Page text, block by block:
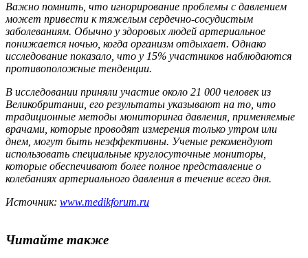
Важно помнить, что игнорирование проблемы с давлением
может привести к тяжелым сердечно-сосудистым
заболеваниям. Обычно у здоровых людей артериальное
понижается ночью, когда организм отдыхает. Однако
исследование показало, что у 15% участников наблюдаются
противоположные тенденции.
В исследовании приняли участие около 21 000 человек из
Великобритании, его результаты указывают на то, что
традиционные методы мониторинга давления, применяемые
врачами, которые проводят измерения только утром или
днем, могут быть неэффективны. Ученые рекомендуют
использовать специальные круглосуточные мониторы,
которые обеспечивают более полное представление о
колебаниях артериального давления в течение всего дня.
Источник: www.medikforum.ru
Читайте также